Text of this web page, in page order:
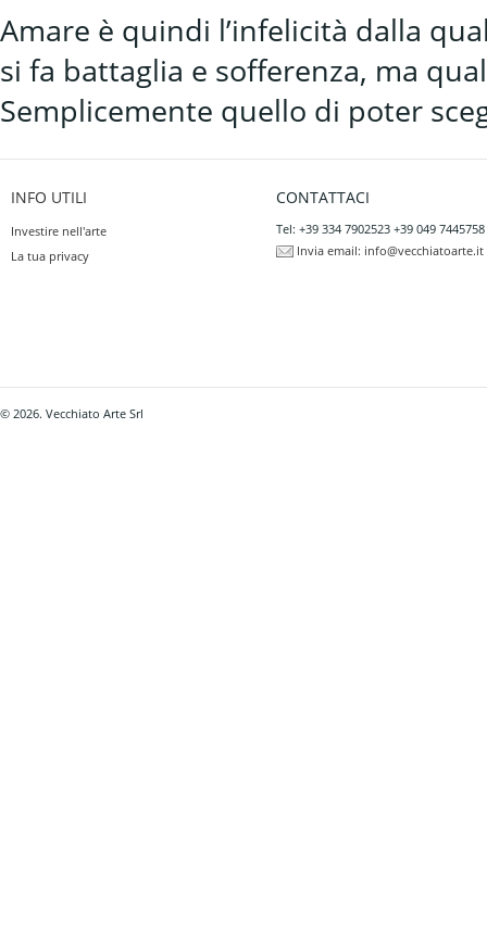
Amare è quindi l’infelicità dalla
si fa battaglia e sofferenza, ma
Semplicemente quello di poter
INFO UTILI
Investire nell'arte
La tua privacy
CONTATTACI
Tel: +39 334 7902523 +39 049 7445758
Invia email: info@vecchiatoarte.it
© 2026. Vecchiato Arte Srl